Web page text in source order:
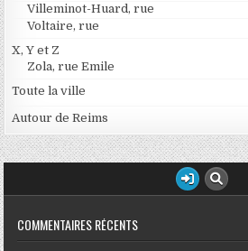
Villeminot-Huard, rue
Voltaire, rue
X, Y et Z
Zola, rue Emile
Toute la ville
Autour de Reims
COMMENTAIRES RÉCENTS